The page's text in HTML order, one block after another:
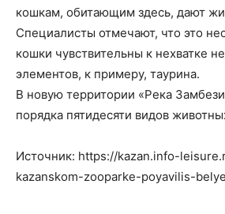
кошкам, обитающим здесь, дают
Специалисты отмечают, что это
кошки чувствительны к нехватке
элементов, к примеру, таурина.
В новую территории «Река
порядка пятидесяти видов
Источник: https://kazan.info-
kazanskom-zooparke-poyavilis-